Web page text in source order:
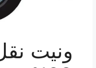
ونيت